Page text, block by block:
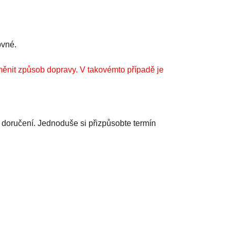
způsob dopravy. V takovémto případě je
Jednoduše si přizpůsobte termín